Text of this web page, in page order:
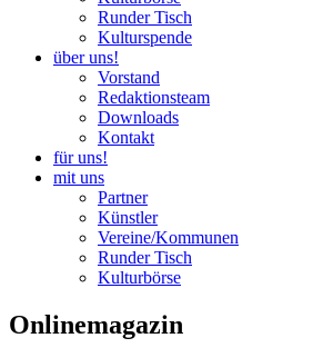
Runder Tisch
Kulturspende
über uns!
Vorstand
Redaktionsteam
Downloads
Kontakt
für uns!
mit uns
Partner
Künstler
Vereine/Kommunen
Runder Tisch
Kulturbörse
Onlinemagazin